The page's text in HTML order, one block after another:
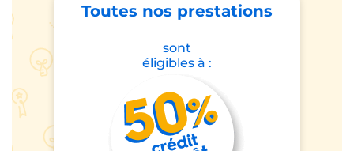
Toutes nos prestations
sont
éligibles à :